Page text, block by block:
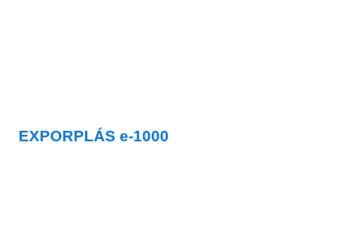
EXPORPLÁS e-1000